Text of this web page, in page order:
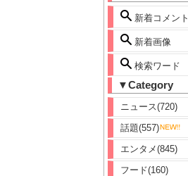
新着コメント
新着画像
検索ワード
▼Category
ニュース(720)
話題(557)
エンタメ(845)
フード(160)